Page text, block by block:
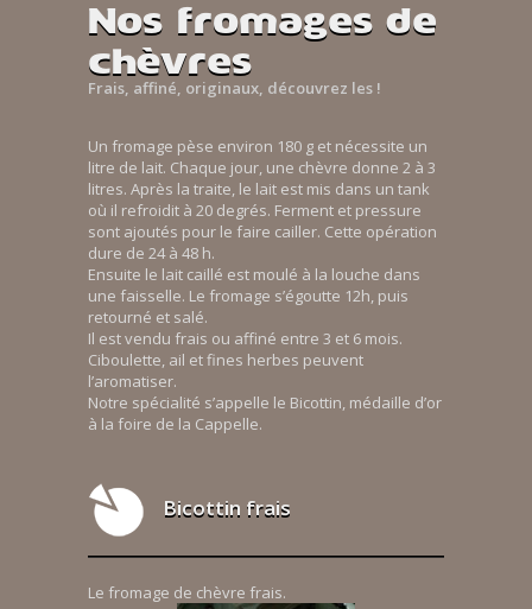
Nos fromages de
chèvres
Frais, affiné, originaux, découvrez les !
Un fromage pèse environ 180 g et nécessite un
litre de lait. Chaque jour, une chèvre donne 2 à 3
litres. Après la traite, le lait est mis dans un tank
où il refroidit à 20 degrés. Ferment et pressure
sont ajoutés pour le faire cailler. Cette opération
dure de 24 à 48 h.
Ensuite le lait caillé est moulé à la louche dans
une faisselle. Le fromage s’égoutte 12h, puis
retourné et salé.
Il est vendu frais ou affiné entre 3 et 6 mois.
Ciboulette, ail et fines herbes peuvent
l’aromatiser.
Notre spécialité s’appelle le Bicottin, médaille d’or
à la foire de la Cappelle.
Bicottin frais
Le fromage de chèvre frais.